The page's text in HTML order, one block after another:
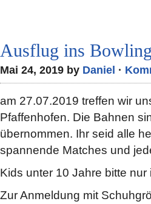
Ausflug ins
Mai 24, 2019 by Daniel ·
am 27.07.2019 treffen wir
Pfaffenhofen. Die Bahnen
übernommen. Ihr seid alle
spannende Matches und
Kids unter 10 Jahre bitte
Zur Anmeldung mit